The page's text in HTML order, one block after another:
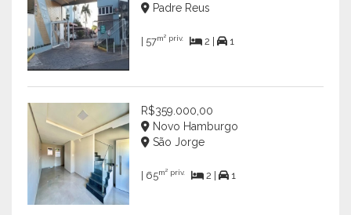
Padre Reus
| 57m² priv. 2 | 1
R$359.000,00
Novo Hamburgo
São Jorge
| 65m² priv. 2 | 1